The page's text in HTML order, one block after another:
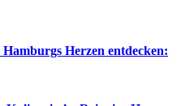
Herzen entdecken: